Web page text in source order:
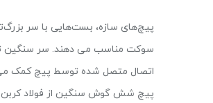
پیچ‌های سازه، بست‌هایی با سر
سوکت مناسب می دهند. سر سنگین تر
اتصال متصل شده توسط پیچ کمک
پیچ شش گوش سنگین از فولاد کربن